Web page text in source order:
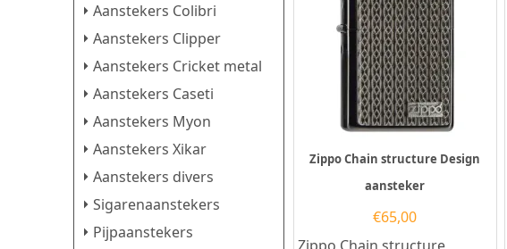
Aanstekers Colibri
Aanstekers Clipper
Aanstekers Cricket metal
Aanstekers Caseti
Aanstekers Myon
Aanstekers Xikar
Aanstekers divers
Sigarenaanstekers
Pijpaanstekers
Zippo Chain structure Design
aansteker
€65,00
Zippo Chain structure